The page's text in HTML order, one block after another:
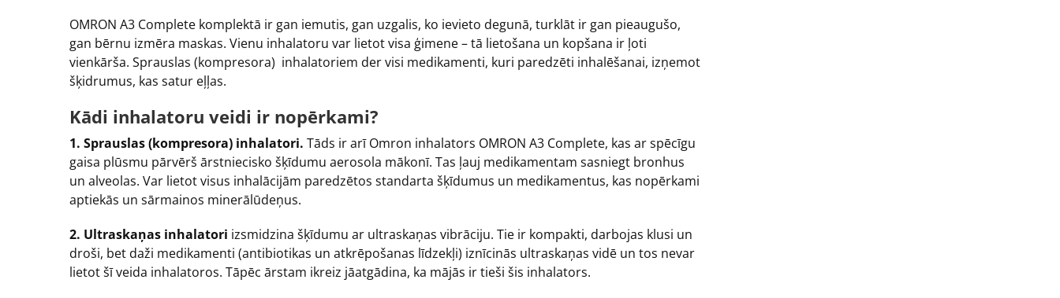
OMRON A3 Complete komplektā ir gan iemutis, gan uzgalis, ko ievieto degunā, turklāt ir gan pieaugušo,
gan bērnu izmēra maskas. Vienu inhalatoru var lietot visa ģimene – tā lietošana un kopšana ir ļoti
vienkārša. Sprauslas (kompresora) inhalatoriem der visi medikamenti, kuri paredzēti inhalēšanai, izņemot
šķidrumus, kas satur eļļas.
Kādi inhalatoru veidi ir nopērkami?
1. Sprauslas (kompresora) inhalatori. Tāds ir arī Omron inhalators OMRON A3 Complete, kas ar spēcīgu
gaisa plūsmu pārvērš ārstniecisko šķīdumu aerosola mākonī. Tas ļauj medikamentam sasniegt bronhus
un alveolas. Var lietot visus inhalācijām paredzētos standarta šķīdumus un medikamentus, kas nopērkami
aptiekās un sārmainos minerālūdeņus.
2. Ultraskaņas inhalatori izsmidzina šķīdumu ar ultraskaņas vibrāciju. Tie ir kompakti, darbojas klusi un
droši, bet daži medikamenti (antibiotikas un atkrēpošanas līdzekļi) iznīcinās ultraskaņas vidē un tos nevar
lietot šī veida inhalatoros. Tāpēc ārstam ikreiz jāatgādina, ka mājās ir tieši šis inhalators.